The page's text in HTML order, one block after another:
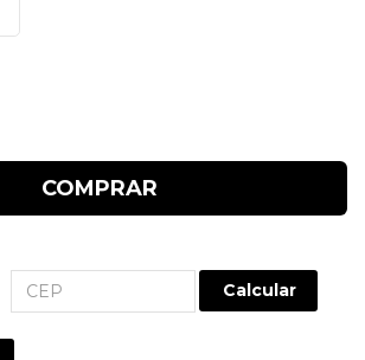
COMPRAR
Calcular